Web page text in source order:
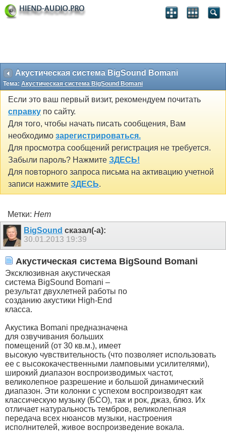
Акустическая система BigSound Bomani
Тема: Акустическая система BigSound Bomani
Если это ваш первый визит, рекомендуем почитать
справку по сайту.
Для того, чтобы начать писать сообщения, Вам
необходимо зарегистрироваться.
Для просмотра сообщений регистрация не требуется.
Забыли пароль? Нажмите ЗДЕСЬ!
Для повторного запроса письма на активацию учетной
записи нажмите ЗДЕСЬ.
Метки: Нет
BigSound сказал(-а):
30.01.2013 19:39
Акустическая система BigSound Bomani
Эксклюзивная акустическая
система BigSound Bomani –
результат двухлетней работы по
созданию акустики High-End
класса.
Акустика Bomani предназначена
для озвучивания больших
помещений (от 30 кв.м.), имеет
высокую чувствительность (что позволяет использовать
ее с высококачественными ламповыми усилителями),
широкий диапазон воспроизводимых частот,
великолепное разрешение и большой динамический
диапазон. Эти колонки с успехом воспроизводят как
классическую музыку (БСО), так и рок, джаз, блюз. Их
отличает натуральность тембров, великолепная
передача всех нюансов музыки, настроения
исполнителей, живое воспроизведение вокала.